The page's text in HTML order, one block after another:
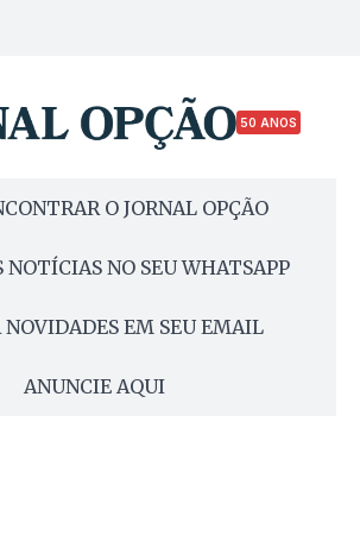
50 ANOS
O JORNAL OPÇÃO
NOTÍCIAS NO SEU WHATSAPP
NOVIDADES EM SEU EMAIL
ANUNCIE AQUI